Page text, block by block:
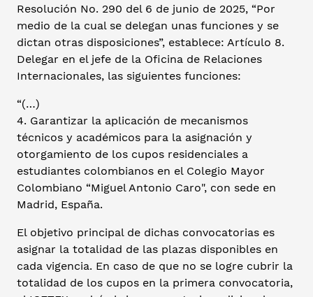
Resolución No. 290 del 6 de junio de 2025, “Por
medio de la cual se delegan unas funciones y se
dictan otras disposiciones”, establece: Artículo 8.
Delegar en el jefe de la Oficina de Relaciones
Internacionales, las siguientes funciones:
“(…)
4. Garantizar la aplicación de mecanismos
técnicos y académicos para la asignación y
otorgamiento de los cupos residenciales a
estudiantes colombianos en el Colegio Mayor
Colombiano “Miguel Antonio Caro", con sede en
Madrid, España.
El objetivo principal de dichas convocatorias es
asignar la totalidad de las plazas disponibles en
cada vigencia. En caso de que no se logre cubrir la
totalidad de los cupos en la primera convocatoria,